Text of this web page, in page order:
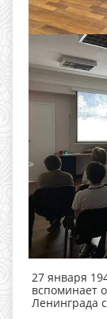
27 января
вспоминает
Ленинграда